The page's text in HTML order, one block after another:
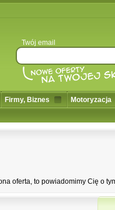
Twój email
Firmy, Biznes
Motoryzacja
oferta, to powiadomimy Cię o